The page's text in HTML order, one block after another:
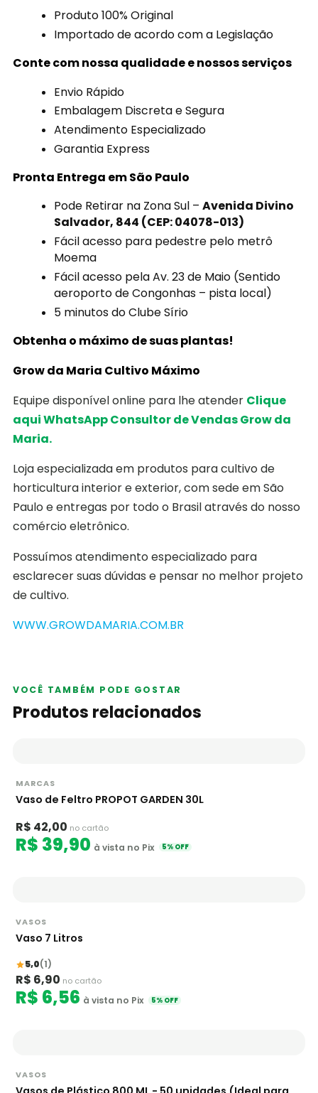
Produto 100% Original
Importado de acordo com a Legislação
Conte com nossa qualidade e nossos serviços
Envio Rápido
Embalagem Discreta e Segura
Atendimento Especializado
Garantia Express
Pronta Entrega em São Paulo
Pode Retirar na Zona Sul –Avenida Divino
Salvador, 844 (CEP: 04078-013)
Fácil acesso para pedestre pelo metrô
Moema
Fácil acesso pela Av. 23 de Maio (Sentido
aeroporto de Congonhas – pista local)
5 minutos do Clube Sírio
Obtenha o máximo de suas plantas!
Grow da Maria Cultivo Máximo
Equipe disponível online para lhe atender Clique
aqui WhatsApp Consultor de Vendas Grow da
Maria.
Loja especializada em produtos para cultivo de
horticultura interior e exterior, com sede em São
Paulo e entregas por todo o Brasil através do nosso
comércio eletrônico.
Possuímos atendimento especializado para
esclarecer suas dúvidas e pensar no melhor projeto
de cultivo.
WWW.GROWDAMARIA.COM.BR
VOCÊ TAMBÉM PODE GOSTAR
Produtos relacionados
MARCAS
Vaso de Feltro PROPOT GARDEN 30L
R$ 42,00 no cartão
R$ 39,90 à vista no Pix 5% OFF
VASOS
Vaso 7 Litros
5,0(1)
R$ 6,90 no cartão
R$ 6,56 à vista no Pix 5% OFF
VASOS